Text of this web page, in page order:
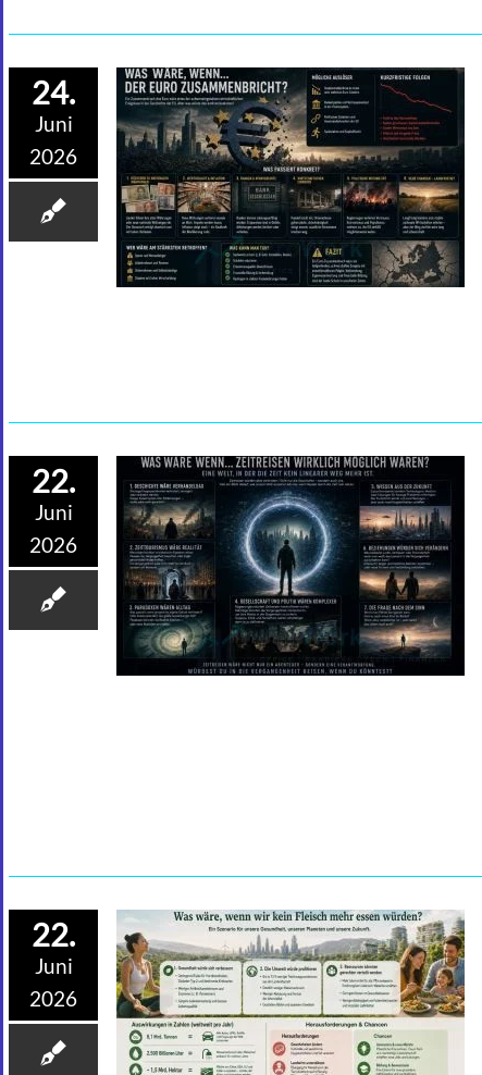
24.
Juni
2026
22.
Juni
2026
22.
Juni
2026